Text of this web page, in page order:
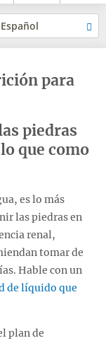
Español
para
piedras
que como
es lo más
las piedras en
renal,
tomar de
Hable con un
de líquido que
plan de